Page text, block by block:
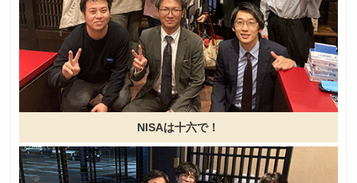
NISAは十六で！